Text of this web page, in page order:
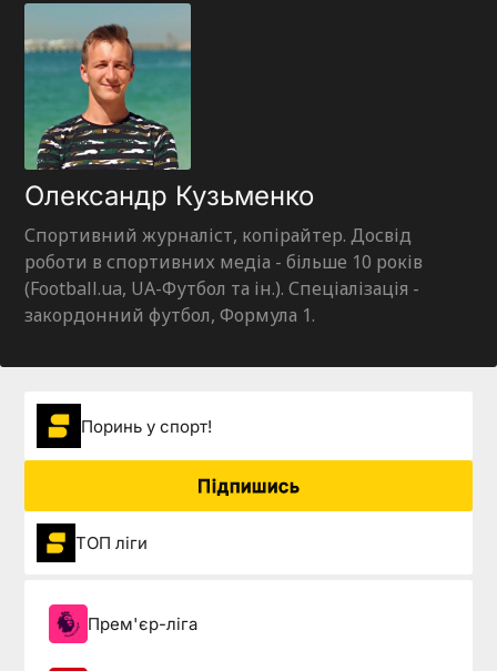
Олександр Кузьменко
Спортивний журналіст, копірайтер. Досвід
роботи в спортивних медіа - більше 10 років
(Football.ua, UA-Футбол та ін.). Спеціалізація -
закордонний футбол, Формула 1.
Поринь у спорт!
Підпишись
ТОП ліги
Прем'єр-ліга